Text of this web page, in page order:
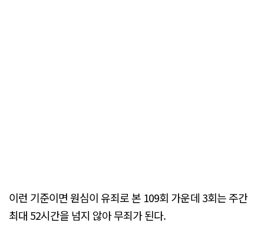
이런 기준이면 원심이 유죄로 본 109회 가운데 3회는 주간
최대 52시간을 넘지 않아 무죄가 된다.